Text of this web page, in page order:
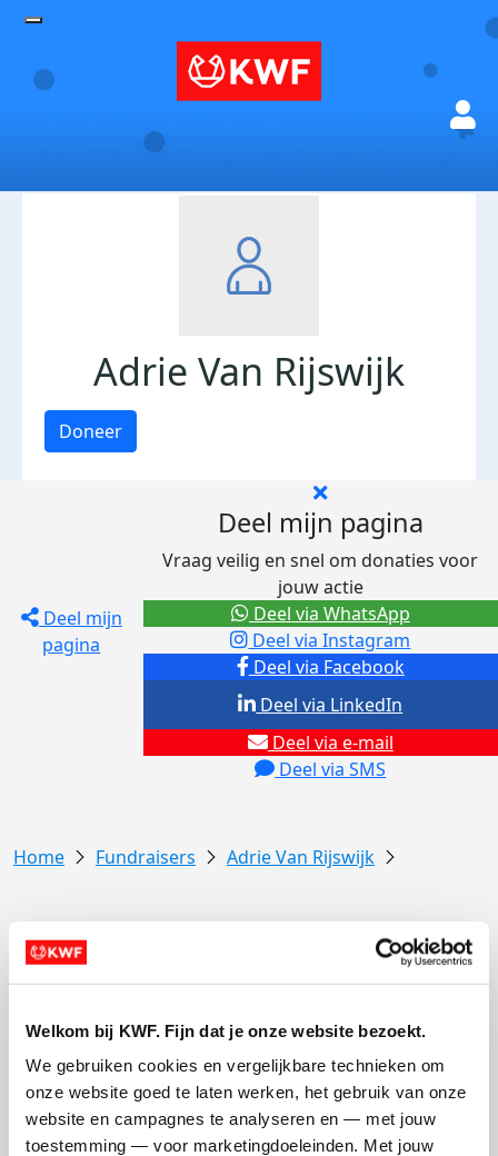
Welkom bij KWF. Fijn dat je onze website bezoekt.
We gebruiken cookies en vergelijkbare technieken om
onze website goed te laten werken, het gebruik van onze
website en campagnes te analyseren en — met jouw
toestemming — voor marketingdoeleinden. Met jouw
Adrie Van Rijswijk
Doneer
Deel mijn
pagina
Deel mijn pagina
Vraag veilig en snel om donaties voor
jouw actie
Deel via Facebook
Deel via Instagram
Deel via e-mail
Deel via SMS
Deel via LinkedIn
Deel via WhatsApp
Fundraisers Adrie Van Rijswijk